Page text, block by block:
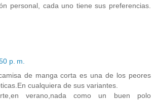
personal, cada uno tiene sus preferencias.
p. m.
de manga corta es una de los peores
cualquiera de sus variantes.
verano,nada como un buen polo